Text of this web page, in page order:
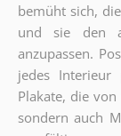
bemüht sich,
und sie den
anzupassen.
jedes
Plakate, die
sondern auch